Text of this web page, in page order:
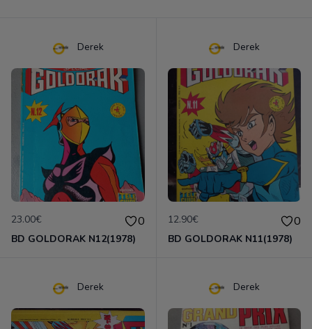
Derek
23.00€ 0
BD GOLDORAK N12(1978)
Derek
12.90€ 0
BD GOLDORAK N11(1978)
Derek Derek